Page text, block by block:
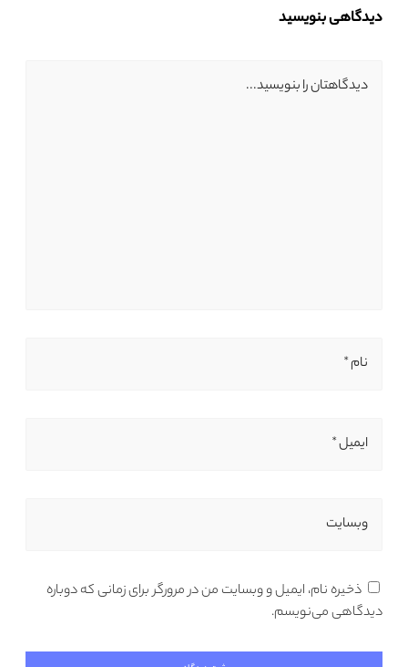
دیدگاهی بنویسید
دیدگاهتان را بنویسید...
نام *
ایمیل *
وبسایت
ذخیره نام، ایمیل و وبسایت من در مرورگر برای زمانی که دوباره
دیدگاهی می‌نویسم.